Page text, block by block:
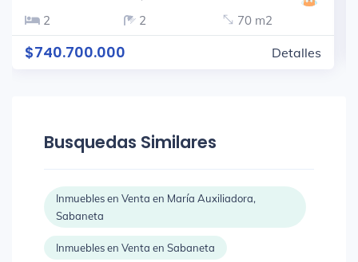
2
2 70 m2
$740.700.000 Detalles
Busquedas Similares
Inmuebles en Venta en María Auxiliadora,
Sabaneta
Inmuebles en Venta en Sabaneta